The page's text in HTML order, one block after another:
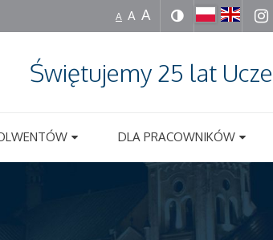
A A A
Świętujemy 25 lat
DLA PRACOWNIKÓW